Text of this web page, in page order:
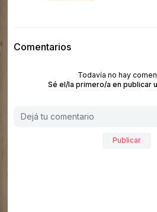
Comentarios
Todavía no hay
Sé el/la primero/a en publicar
Publicar